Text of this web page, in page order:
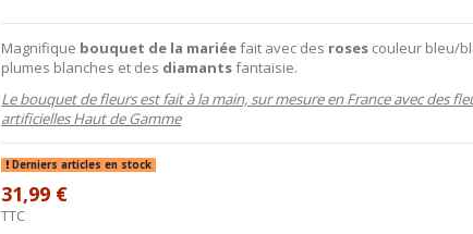
Magnifique bouquet de la mariéefait avec des roses couleur bleu/
plumes blanches et des diamantsfantaisie.
Le bouquet de fleurs est fait à la main, sur mesure en France avec des
artificielles Haut de Gamme
Derniers articles en stock
31,99 €
TTC